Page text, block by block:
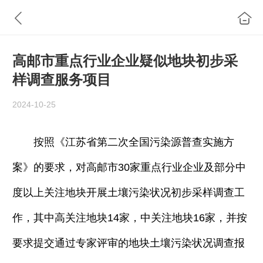
高邮市重点行业企业疑似地块初步采
样调查服务项目
2024-10-25
按照《江苏省第二次全国污染源普查实施方
案》的要求，对高邮市30家重点行业企业及部分中
度以上关注地块开展土壤污染状况初步采样调查工
作，其中高关注地块14家，中关注地块16家，并按
要求提交通过专家评审的地块土壤污染状况调查报